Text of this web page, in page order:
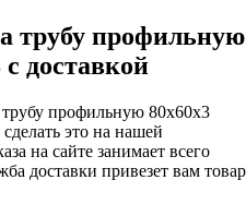
трубу профильную
доставкой
профильную 80х60х3
это на нашей
на сайте занимает всего
доставки привезет вам товар